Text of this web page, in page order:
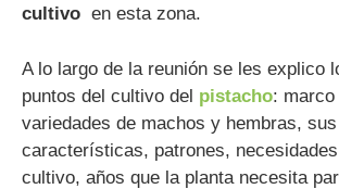
cultivo en esta zona.
A lo largo de la reunión se les explico
puntos del cultivo del pistacho: marco
variedades de machos y hembras, sus
características, patrones,
cultivo, años que la planta necesita